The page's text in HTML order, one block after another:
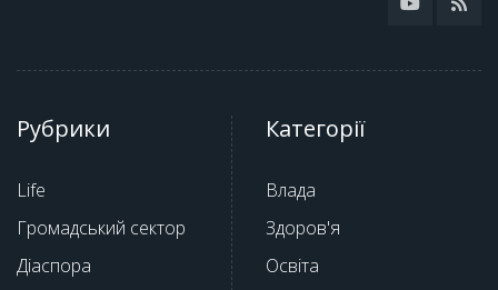
Рубрики
Life
Громадський сектор
Діаспора
Категорії
Влада
Здоров'я
Освіта